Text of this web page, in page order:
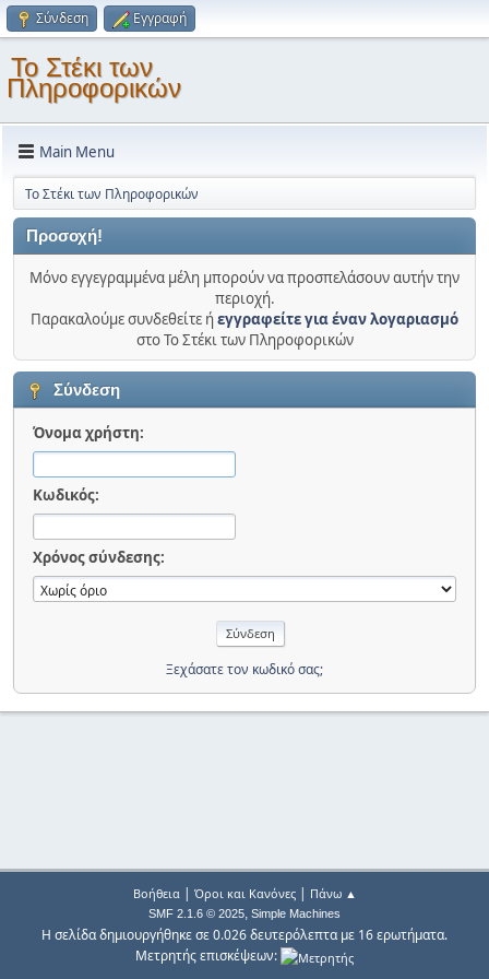
Σύνδεση Εγγραφή
Το Στέκι των
Πληροφορικών
Main Menu
Το Στέκι των Πληροφορικών
Προσοχή!
Μόνο εγγεγραμμένα μέλη μπορούν να προσπελάσουν αυτήν την
περιοχή.
Παρακαλούμε συνδεθείτε ήεγγραφείτε για έναν λογαριασμό
στο Το Στέκι των Πληροφορικών
Σύνδεση
Όνομα χρήστη:
Κωδικός:
Χρόνος σύνδεσης:
Ξεχάσατε τον κωδικό σας;
Βοήθεια| Όροι και Κανόνες| Πάνω ▲
SMF 2.1.6 © 2025, Simple Machines
Η σελίδα δημιουργήθηκε σε 0.026 δευτερόλεπτα με 16 ερωτήματα.
Μετρητής επισκέψεων: